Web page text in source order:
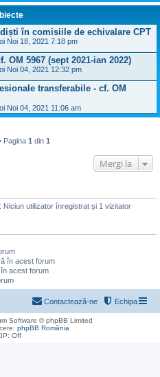
în comisiile de echivalare CPT
Noi 18, 2021 7:18 pm
OM 5967 (sept 2021-ian 2022)
Noi 04, 2021 12:32 pm
transferabile - cf. OM
Noi 04, 2021 11:06 am
Pagina 1 din 1
Mergi la
utilizator înregistrat și 1 vizitator
în acest forum
acest forum
Echipa
Contactează-ne
Software © phpBB Limited
phpBB România
Off